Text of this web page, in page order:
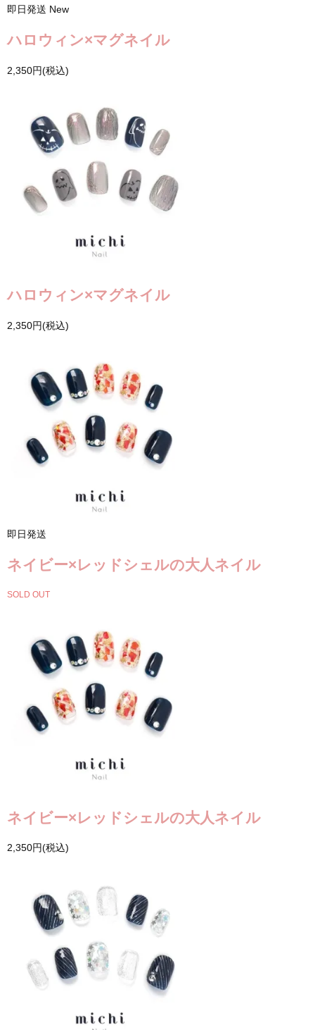
即日発送 New
ハロウィン×マグネイル
2,350円(税込)
ハロウィン×マグネイル
2,350円(税込)
即日発送
ネイビー×レッドシェルの大人ネイル
SOLD OUT
ネイビー×レッドシェルの大人ネイル
2,350円(税込)